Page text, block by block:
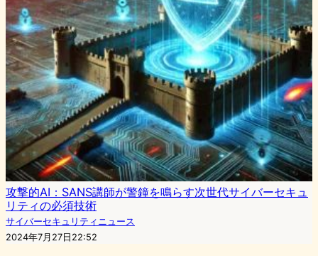
攻撃的AI：SANS講師が警鐘を鳴らす次世代サイバーセキュ
リティの必須技術
サイバーセキュリティニュース
2024年7月27日22:52